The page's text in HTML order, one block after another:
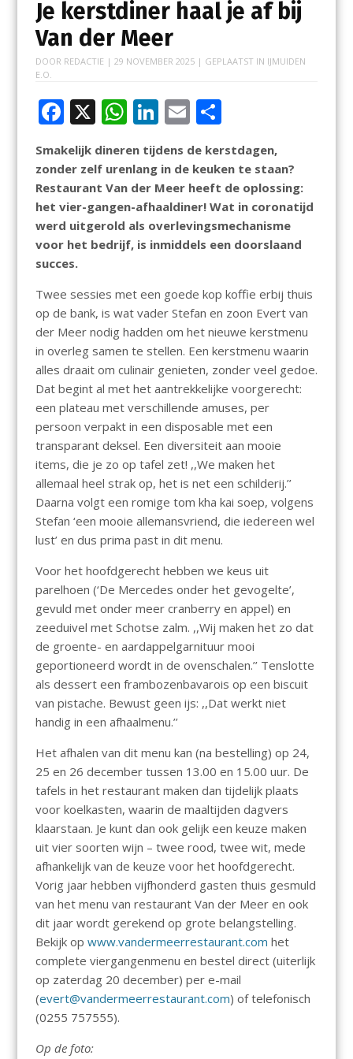
Je kerstdiner haal je af bij
Van der Meer
DOOR REDACTIE | 29 NOVEMBER 2025| GEPLAATST IN IJMUIDEN
E.O.
F
ac
e
b
o
o
k
X W
at
s
A
p
Li
n
k
e
dI
n
E
m
ai
l
D
e
n
Smakelijk dineren tijdens de kerstdagen,
zonder zelf urenlang in de keuken te staan?
Restaurant Van der Meer heeft de oplossing:
het vier-gangen-afhaaldiner! Wat in coronatijd
werd uitgerold als overlevingsmechanisme
voor het bedrijf, is inmiddels een doorslaand
succes.
Twee sessies met een goede kop koffie erbij thuis
op de bank, is wat vader Stefan en zoon Evert van
der Meer nodig hadden om het nieuwe kerstmenu
in overleg samen te stellen. Een kerstmenu waarin
alles draait om culinair genieten, zonder veel gedoe.
Dat begint al met het aantrekkelijke voorgerecht:
een plateau met verschillende amuses, per
persoon verpakt in een disposable met een
transparant deksel. Een diversiteit aan mooie
items, die je zo op tafel zet! ,,We maken het
allemaal heel strak op, het is net een schilderij.’’
Daarna volgt een romige tom kha kai soep, volgens
Stefan ‘een mooie allemansvriend, die iedereen wel
lust’ en dus prima past in dit menu.
Voor het hoofdgerecht hebben we keus uit
parelhoen (‘De Mercedes onder het gevogelte’,
gevuld met onder meer cranberry en appel) en
zeeduivel met Schotse zalm. ,,Wij maken het zo dat
de groente- en aardappelgarnituur mooi
geportioneerd wordt in de ovenschalen.’’ Tenslotte
als dessert een frambozenbavarois op een biscuit
van pistache. Bewust geen ijs: ,,Dat werkt niet
handig in een afhaalmenu.’’
Het afhalen van dit menu kan (na bestelling) op 24,
25 en 26 december tussen 13.00 en 15.00 uur. De
tafels in het restaurant maken dan tijdelijk plaats
voor koelkasten, waarin de maaltijden dagvers
klaarstaan. Je kunt dan ook gelijk een keuze maken
uit vier soorten wijn – twee rood, twee wit, mede
afhankelijk van de keuze voor het hoofdgerecht.
Vorig jaar hebben vijfhonderd gasten thuis gesmuld
van het menu van restaurant Van der Meer en ook
dit jaar wordt gerekend op grote belangstelling.
Bekijk op www.vandermeerrestaurant.com het
complete viergangenmenu en bestel direct (uiterlijk
op zaterdag 20 december) per e-mail
(evert@vandermeerrestaurant.com) of telefonisch
(0255 757555).
Op de foto: